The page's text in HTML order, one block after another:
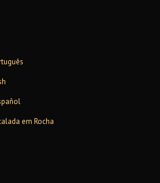
em Rocha